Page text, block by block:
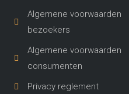
Algemene voorwaarden
bezoekers
Algemene voorwaarden
consumenten
Privacy reglement